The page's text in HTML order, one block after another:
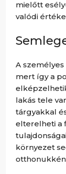
mielőtt
valódi
A
mert így a
lakás tele
tárgyakkal
elterelheti a
környezet